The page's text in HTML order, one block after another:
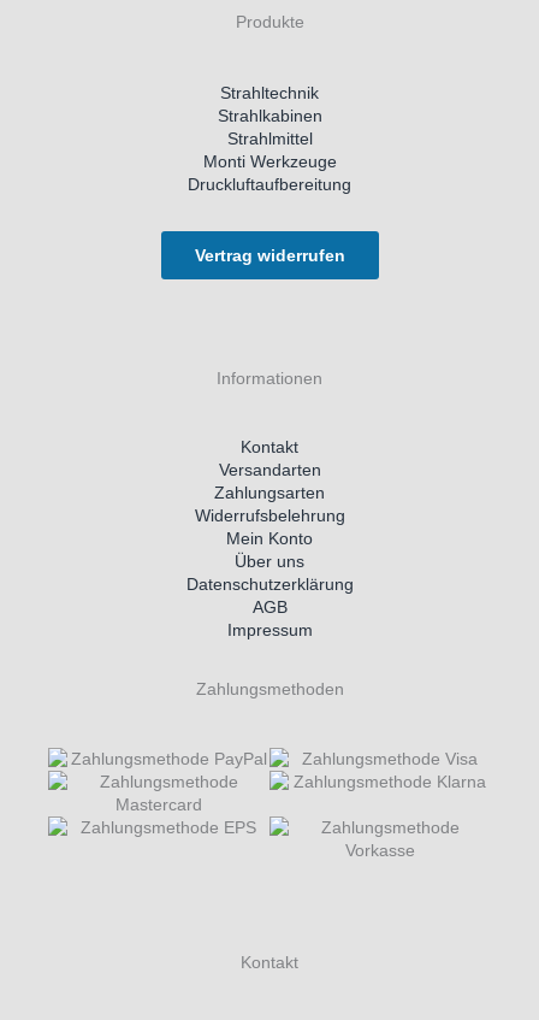
Produkte
Strahltechnik
Strahlkabinen
Strahlmittel
Monti Werkzeuge
Druckluftaufbereitung
Vertrag widerrufen
Informationen
Kontakt
Versandarten
Zahlungsarten
Widerrufsbelehrung
Mein Konto
Über uns
Datenschutzerklärung
AGB
Impressum
Zahlungsmethoden
Kontakt